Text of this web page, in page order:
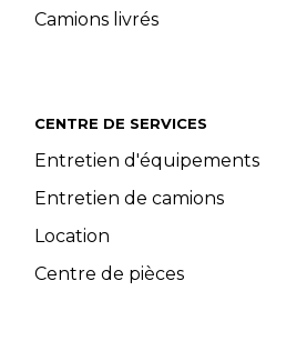
Camions livrés
CENTRE DE SERVICES
Entretien d'équipements
Entretien de camions
Location
Centre de pièces